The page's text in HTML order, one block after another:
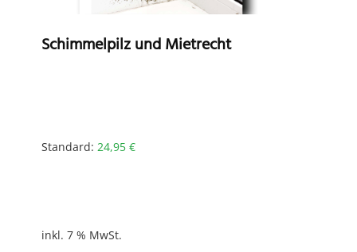
Schimmelpilz und Mietrecht
Standard: 24,95 €
inkl. 7 % MwSt.